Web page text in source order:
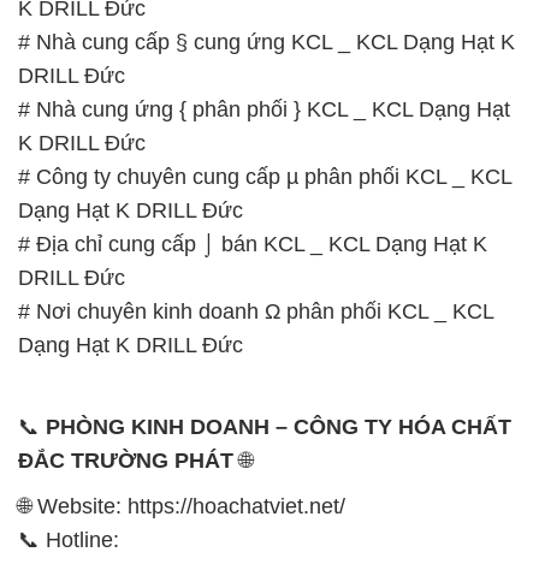
# Nơi chuyên kinh doanh Ω phân phối KCL _ KCL
Dạng Hạt K DRILL Đức
📞PHÒNG KINH DOANH – CÔNG TY HÓA CHẤT
ĐẮC TRƯỜNG PHÁT🌐
🌐 Website: https://hoachatviet.net/
📞 Hotline:
– 0933.920.505 – 028.3504.5555
– 028.3756.1835 – 028.3756.1840 –
– 0932.660.696 – 0901.326.566 – 0906.387.866 –
0902.765.866
📧 Email: hoachat@dactruongphat.vn
GIỜ LÀM VIỆC TẠI CÔNG TY HÓA CHẤT ĐẮC